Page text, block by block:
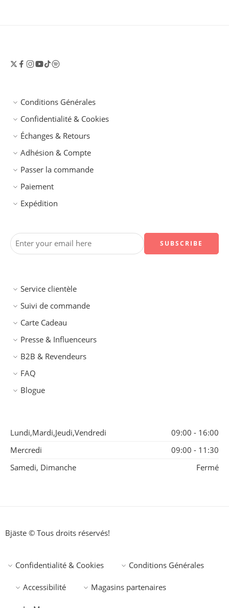
Conditions Générales
Confidentialité & Cookies
Échanges & Retours
Adhésion & Compte
Passer la commande
Paiement
Expédition
Service clientèle
Suivi de commande
Carte Cadeau
Presse & Influenceurs
B2B & Revendeurs
FAQ
Blogue
Lundi,Mardi,Jeudi,Vendredi
09:00 - 16:00
Mercredi
09:00 - 11:30
Samedi, Dimanche
Fermé
Bjäste © Tous droits réservés!
Confidentialité & Cookies Conditions Générales
Accessibilité Magasins partenaires